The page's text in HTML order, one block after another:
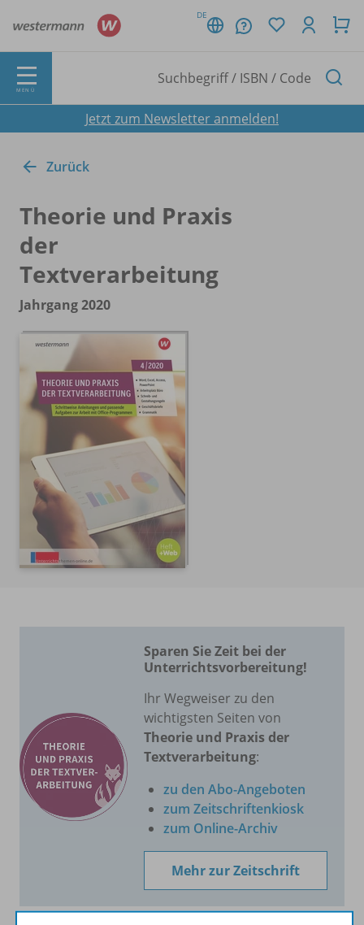
DE
MENÜ
Jetzt zum Newsletter anmelden!
Zurück
Theorie und Praxis
der
Textverarbeitung
Jahrgang 2020
Sparen Sie Zeit bei der
Unterrichtsvorbereitung!
Ihr Wegweiser zu den
wichtigsten Seiten von
Theorie und Praxis der
Textverarbeitung:
zu den Abo-Angeboten
zum Zeitschriftenkiosk
zum Online-Archiv
Mehr zur Zeitschrift